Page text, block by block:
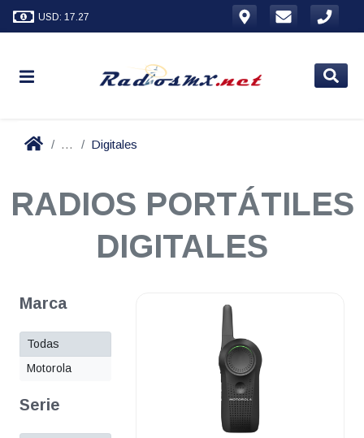
USD: 17.27
... Digitales
RADIOS PORTÁTILES
DIGITALES
Marca
Todas
Motorola
Serie